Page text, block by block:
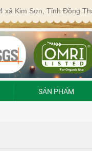
xã Kim Sơn, Tỉnh Đồng
SẢN PHẨM